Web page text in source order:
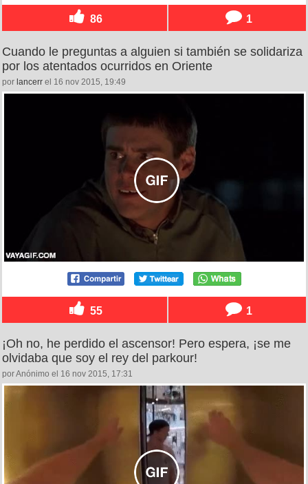
86 1
Cuando le preguntas a alguien si también se solidariza
por los atentados ocurridos en Oriente
por lancerr el 16 nov 2015, 19:49
55 1
¡Oh no, he perdido el ascensor! Pero espera, ¡se me
olvidaba que soy el rey del parkour!
por Anónimo el 16 nov 2015, 17:31